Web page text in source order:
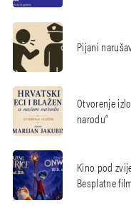
Pijani
Otvorenje
narodu“
Kino pod
Besplatne